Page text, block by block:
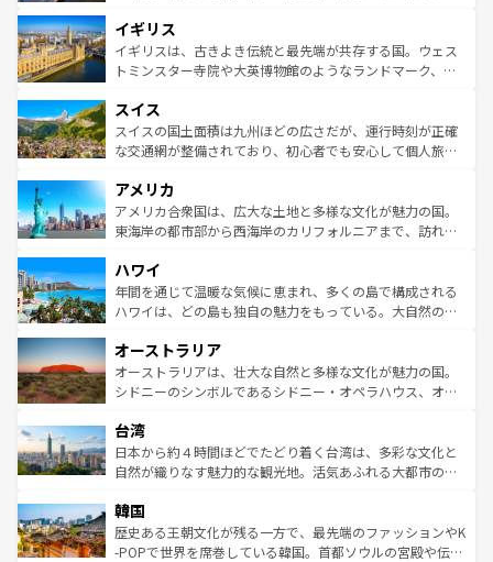
いる。シャンパンの発祥地であるランス、プロヴァンスの
香り高いラベンダー畑など、多彩な楽しみ方が可能だ。さ
らに、パリ以外の地域にも魅力が溢れており、どの街角に
れる地方に足を運ぶとそれぞれで全く異なる文化を体験で
きるだろう。 なお、新着のフランス情報はコンテンツ一覧
を参照してほしい。
顔を持つこの国は、どこを歩いても飽きることがない。ベ
ルリンの文化的活気、バイエルン州のアルプスの絶景、そ
してライン川沿いのワイン畑といった風景は必見。ビール
は、お酒好きな人にはぜひ体験してほしい。 なお、新着の
ドイツ情報はコンテンツ一覧を参照してほしい。
イギリス
イギリスは、古きよき伝統と最先端が共存する国。ウェス
トミンスター寺院や大英博物館のようなランドマーク、歴
リアごとに異なる魅力がある。また、優雅なアフタヌーン
ティー、ビール好きにはたまらない英国パブ、サッカー観
戦など、本場だからこそできる体験も豊富。イギリスを旅
ンツ一覧を参照してほしい。
スイス
スイスの国土面積は九州ほどの広さだが、運行時刻が正確
な交通網が整備されており、初心者でも安心して個人旅行
の建物がそのまま残る町や、スイスならではのユニークな
博物館もあり、アルプス観光だけでなく町歩きも満喫する
ことができる。国民の所得が高いため物価も高いが、旅行
ば市内交通費無料で観光を楽しむこともできる。 なお、新
着のスイス情報はコンテンツ一覧 を参照してほしい。
アメリカ
アメリカ合衆国は、広大な土地と多様な文化が魅力の国。
東海岸の都市部から西海岸のカリフォルニアまで、訪れる
のような巨大都市は、観光、ショッピング、エンターテイ
ンメントが詰まった刺激的なスポットだ。一方、アメリカ
西部には大自然が広がり、グランドキャニオンやイエロー
部のニューオーリンズでは、音楽と美食が融合した独特の
文化が魅力。旅行者はアメリカの各地域で異なる魅力を楽
しみながら、その多様性と豊かな歴史を感じることができ
ならではの贅沢な旅のスタイルだ。 なお、新着のアメリカ
情報はコンテンツ一覧を参照してほしい。
ハワイ
年間を通じて温暖な気候に恵まれ、多くの島で構成される
ハワイは、どの島も独自の魅力をもっている。大自然の神
ワイ島は見逃せない。また、定番の観光地といえばオアフ
島だが、静かな自然を求めるならマウイ島やカウアイ島が
おすすめ。エメラルドグリーンに輝く海をはじめ、豊かな
れるおもてなしの心で訪れる人々を迎えてくれるハワイの
人々、おいしいローカルフードやハワイアンミュージッ
ク、伝統的なフラダンスなど、すべてがハワイの魅力を彩
ワイを、存分に味わってほしい。 なお、新着のハワイ情報
はコンテンツ一覧を参照してほしい。
オーストラリア
オーストラリアは、壮大な自然と多様な文化が魅力の国。
シドニーのシンボルであるシドニー・オペラハウス、オー
リアリーフや大陸中央部にそびえるウルル（エアーズロッ
ク）、タスマニアの美しい原生林やケアンズの熱帯雨林な
ど、見どころがたくさん。また、カフェやワイン、オージ
いる。アクティビティも充実しており、サーフィンやダイ
ビング、ハイキングなど、アウトドア好きにはたまらな
い。オーストラリアの多彩な魅力を存分に味わいつくそ
台湾
日本から約４時間ほどでたどり着く台湾は、多彩な文化と
自然が織りなす魅力的な観光地。活気あふれる大都市の台
ン）、静ひつな山岳地帯である台湾東部など、都市の喧騒
と山間の静けさが共存しており、訪れる人に新しい発見と
驚きをもたらしてくれる。また、奥深い台湾の食文化も魅
韓国
歴史ある王朝文化が残る一方で、最先端のファッションやK
-POPで世界を席巻している韓国。首都ソウルの宮殿や伝統